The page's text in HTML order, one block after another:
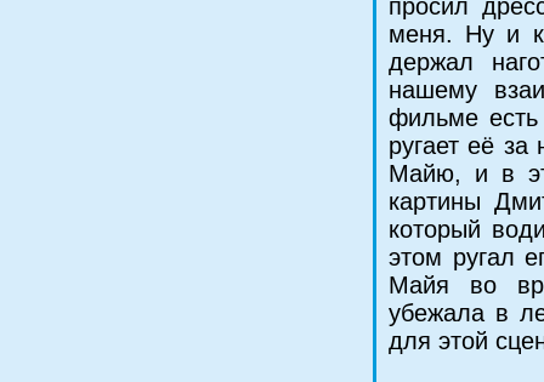
просил
меня. Ну и
держал
нашему
фильме есть
ругает её за
Майю, и в
картины
который
этом ругал
Майя во
убежала в
для этой